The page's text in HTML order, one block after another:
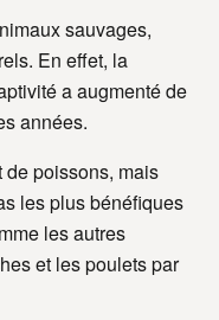
sauvages,
En effet, la
a augmenté de
années.
de poissons, mais
les plus bénéfiques
les autres
et les poulets par